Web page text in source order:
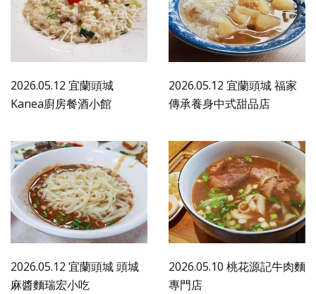
訂閱電子報
2026.05.12 宜蘭頭城
Kanea廚房餐酒小館
2026.05.12 宜蘭頭城 福家
傳承養身中式甜品店
2026.05.12 宜蘭頭城 頭城
麻醬麵瑞宏小吃
2026.05.10 桃花源記牛肉麵
專門店